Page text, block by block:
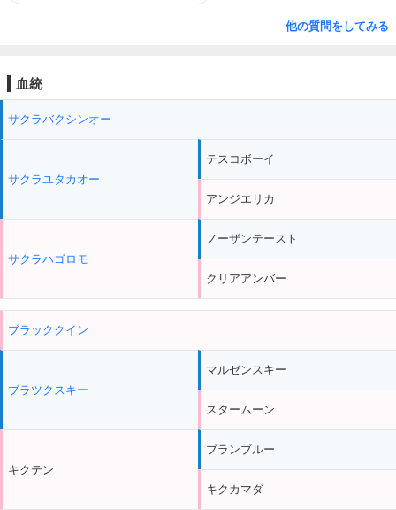
他の質問をしてみる
血統
サクラバクシンオー
サクラユタカオー
サクラハゴロモ
テスコボーイ
アンジエリカ
ノーザンテースト
クリアアンバー
ブラッククイン
ブラツクスキー
キクテン
マルゼンスキー
スタームーン
ブランブルー
キクカマダ